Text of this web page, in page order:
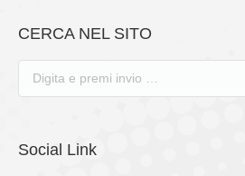
CERCA NEL SITO
Social Link